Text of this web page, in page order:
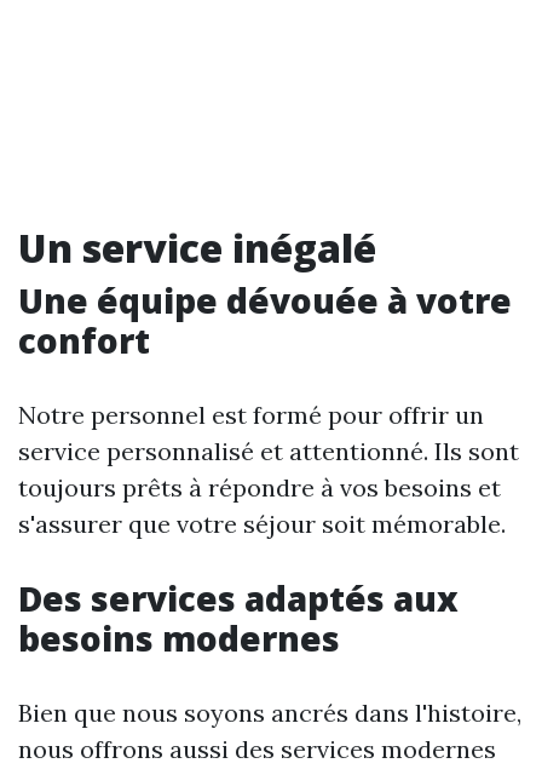
Un service inégalé
Une équipe dévouée à votre
confort
Notre personnel est formé pour offrir un
service personnalisé et attentionné. Ils sont
toujours prêts à répondre à vos besoins et
s'assurer que votre séjour soit mémorable.
Des services adaptés aux
besoins modernes
Bien que nous soyons ancrés dans l'histoire,
nous offrons aussi des services modernes